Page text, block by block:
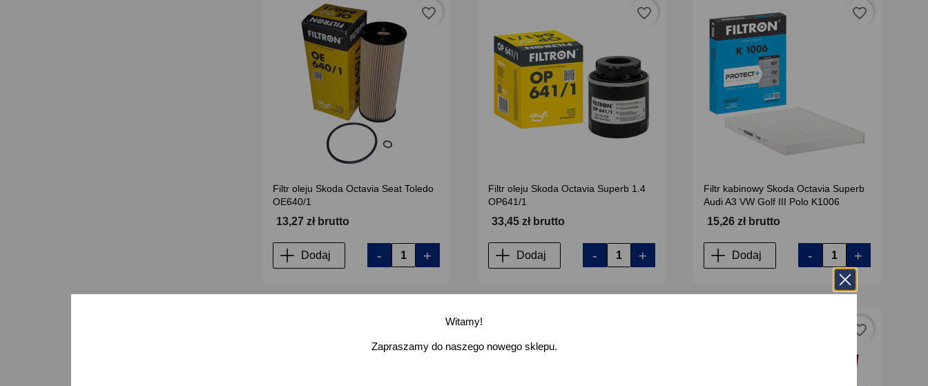
Filtr oleju Skoda Octavia Seat Toledo
OE640/1
13,27 zł brutto
Dodaj - +
favorite_border
Filtr oleju Skoda Octavia Superb 1.4
OP641/1
33,45 zł brutto
Dodaj - +
favorite_border
Filtr kabinowy Skoda Octavia Superb
Audi A3 VW Golf III Polo K1006
15,26 zł brutto
Dodaj - +
favorite_border
favorite_border
Witamy!
Zapraszamy do naszego nowego sklepu.